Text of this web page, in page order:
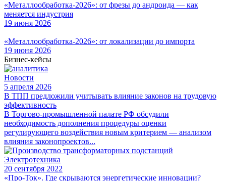
«Металлообработка-2026»: от фрезы до андроида — как
меняется индустрия
19 июня 2026
«Металлообработка-2026»: от локализации до импорта
19 июня 2026
Бизнес-кейсы
Новости
5 апреля 2026
В ТПП предложили учитывать влияние законов на трудовую
эффективность
В Торгово-промышленной палате РФ обсудили
необходимость дополнения процедуры оценки
регулирующего воздействия новым критерием — анализом
влияния законопроектов...
Электротехника
20 сентября 2022
«Про-Ток». Где скрываются энергетические инновации?